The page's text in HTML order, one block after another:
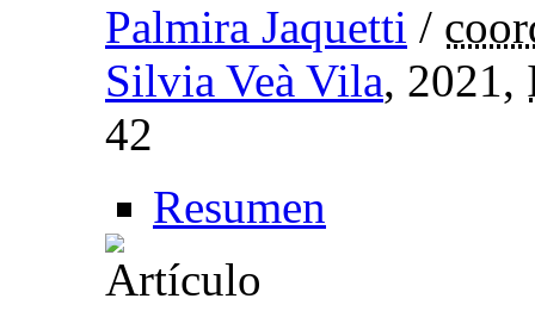
Palmira Jaquetti /
Silvia Veà Vila, 2021,
42
Resumen